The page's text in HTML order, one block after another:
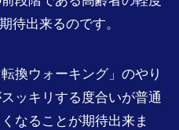
待出来るのです。
換ウォーキング」のやり
ッキリする度合いが普通
なることが期待出来ま